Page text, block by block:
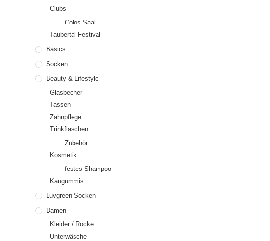
Clubs
Colos Saal
Taubertal-Festival
Basics
Socken
Beauty & Lifestyle
Glasbecher
Tassen
Zahnpflege
Trinkflaschen
Zubehör
Kosmetik
festes Shampoo
Kaugummis
Luvgreen Socken
Damen
Kleider / Röcke
Unterwäsche